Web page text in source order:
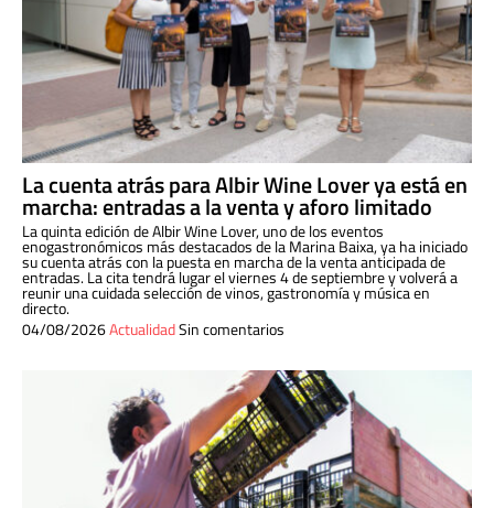
La cuenta atrás para Albir Wine Lover ya está en
marcha: entradas a la venta y aforo limitado
La quinta edición de Albir Wine Lover, uno de los eventos
enogastronómicos más destacados de la Marina Baixa, ya ha iniciado
su cuenta atrás con la puesta en marcha de la venta anticipada de
entradas. La cita tendrá lugar el viernes 4 de septiembre y volverá a
reunir una cuidada selección de vinos, gastronomía y música en
directo.
04/08/2026ActualidadSin comentarios